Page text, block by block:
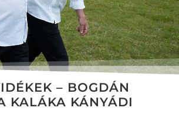
– BOGDÁN
KALÁKA KÁNYÁDI